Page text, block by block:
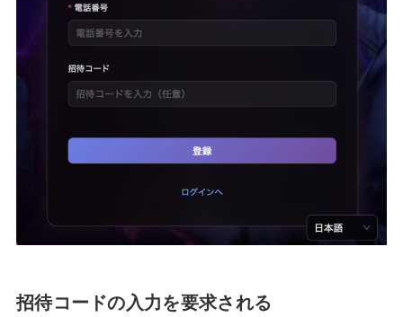
招待コードの入力を要求される